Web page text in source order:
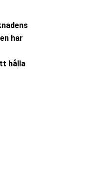
har
hålla